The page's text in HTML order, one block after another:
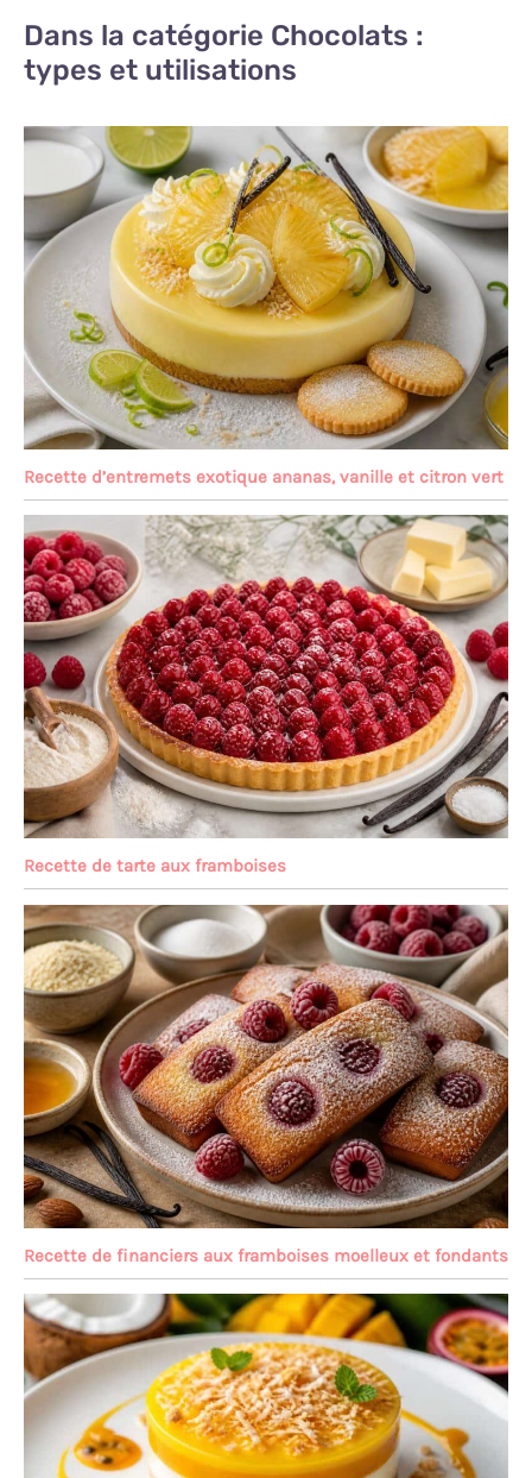
Dans la catégorie Chocolats :
types et utilisations
Recette d’entremets exotique ananas, vanille et citron vert
Recette de tarte aux framboises
Recette de financiers aux framboises moelleux et fondants